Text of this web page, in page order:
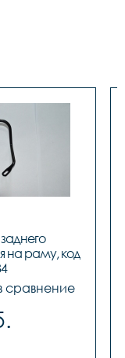
на раму, код
сравнение